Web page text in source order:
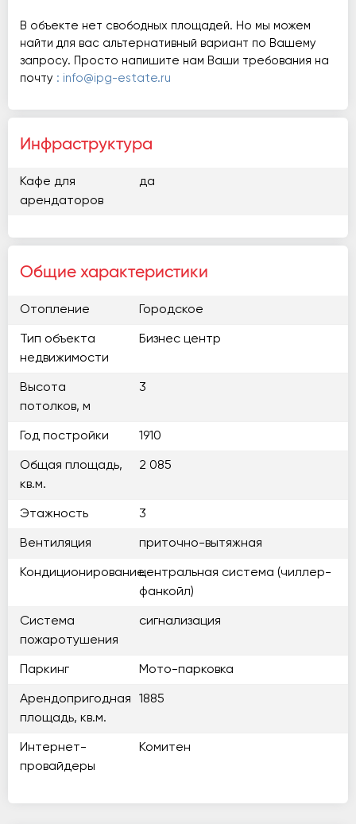
В объекте нет свободных площадей. Но мы можем
найти для вас альтернативный вариант по Вашему
запросу. Просто напишите нам Ваши требования на
почту : info@ipg-estate.ru
Инфраструктура
Кафе для
арендаторов
да
Общие характеристики
Отопление Городское
Тип объекта
недвижимости
Бизнес центр
Высота
потолков, м
3
Год постройки 1910
Общая площадь,
кв.м.
2 085
Этажность 3
Вентиляция приточно-вытяжная
Кондиционированиецентральная система (чиллер-
фанкойл)
Система
пожаротушения
сигнализация
Паркинг Мото-парковка
Арендопригодная
площадь, кв.м.
1885
Интернет-
провайдеры
Комитен